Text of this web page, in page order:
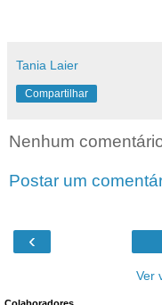
Tania Laier
Compartilhar
Nenhum
Postar um
‹
Ver